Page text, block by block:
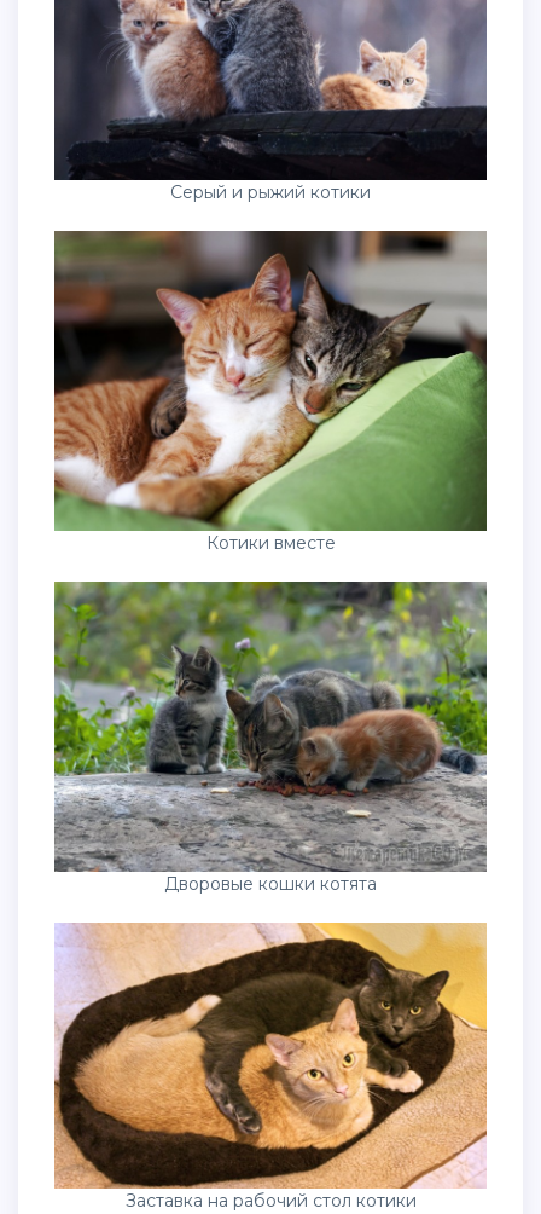
Серый и рыжий котики
Котики вместе
Дворовые кошки котята
Заставка на рабочий стол котики